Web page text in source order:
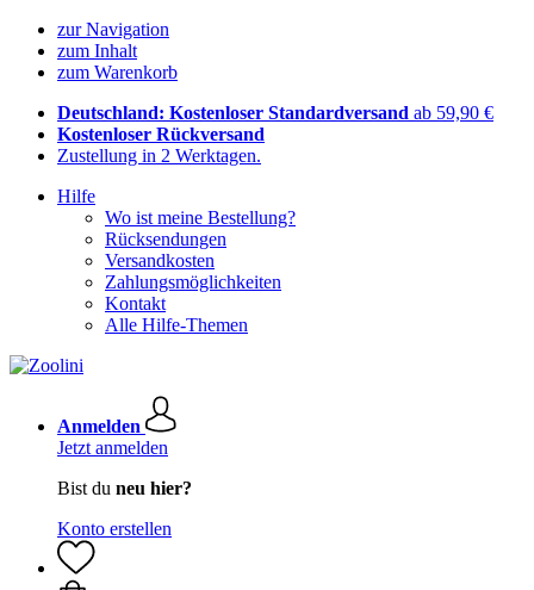
zur Navigation
zum Inhalt
zum Warenkorb
Deutschland: Kostenloser Standardversand ab 59,90 €
Kostenloser Rückversand
Zustellung in 2 Werktagen.
Hilfe
Wo ist meine Bestellung?
Rücksendungen
Versandkosten
Zahlungsmöglichkeiten
Kontakt
Alle Hilfe-Themen
Anmelden
Jetzt anmelden
Bist du neu hier?
Konto erstellen